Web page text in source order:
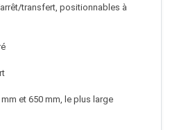
transfert, positionnables à
et 650 mm, le plus large